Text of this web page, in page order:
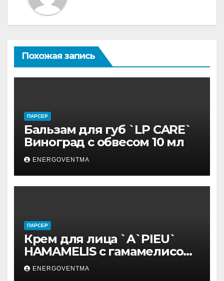
Похожая запись
ПАРСЕР
Бальзам для губ `LP CARE`
Виноград с обвесом 10 мл
ENERGOVENTMA
ПАРСЕР
Крем для лица `A`PIEU`
HAMAMELIS с гамамелисом
50 мл
ENERGOVENTMA